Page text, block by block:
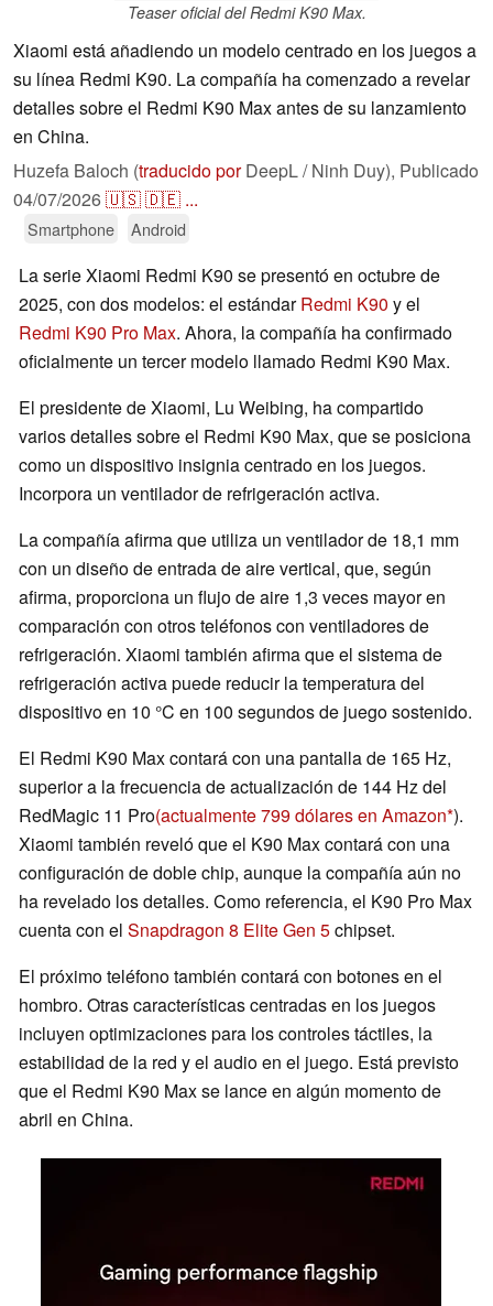
Teaser oficial del Redmi K90 Max.
Xiaomi está añadiendo un modelo centrado en los juegos a
su línea Redmi K90. La compañía ha comenzado a revelar
detalles sobre el Redmi K90 Max antes de su lanzamiento
en China.
Huzefa Baloch (traducido porDeepL / Ninh Duy), Publicado
04/07/2026🇺🇸🇩🇪 ...
Smartphone Android
La serie Xiaomi Redmi K90 se presentó en octubre de
2025, con dos modelos: el estándarRedmi K90 y el
Redmi K90 Pro Max. Ahora, la compañía ha confirmado
oficialmente un tercer modelo llamado Redmi K90 Max.
El presidente de Xiaomi, Lu Weibing, ha compartido
varios detalles sobre el Redmi K90 Max, que se posiciona
como un dispositivo insignia centrado en los juegos.
Incorpora un ventilador de refrigeración activa.
La compañía afirma que utiliza un ventilador de 18,1 mm
con un diseño de entrada de aire vertical, que, según
afirma, proporciona un flujo de aire 1,3 veces mayor en
comparación con otros teléfonos con ventiladores de
refrigeración. Xiaomi también afirma que el sistema de
refrigeración activa puede reducir la temperatura del
dispositivo en 10 °C en 100 segundos de juego sostenido.
El Redmi K90 Max contará con una pantalla de 165 Hz,
superior a la frecuencia de actualización de 144 Hz del
RedMagic 11 Pro(actualmente 799 dólares en Amazon ).
Xiaomi también reveló que el K90 Max contará con una
configuración de doble chip, aunque la compañía aún no
ha revelado los detalles. Como referencia, el K90 Pro Max
cuenta con el Snapdragon 8 Elite Gen 5chipset.
El próximo teléfono también contará con botones en el
hombro. Otras características centradas en los juegos
incluyen optimizaciones para los controles táctiles, la
estabilidad de la red y el audio en el juego. Está previsto
que el Redmi K90 Max se lance en algún momento de
abril en China.